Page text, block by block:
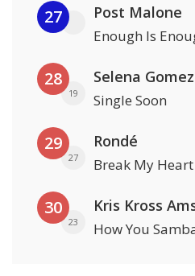
27 Post Malone
Enough Is
28
19
Selena Gomez
Single Soon
29
27
Rondé
Break My Heart
30
23 How You